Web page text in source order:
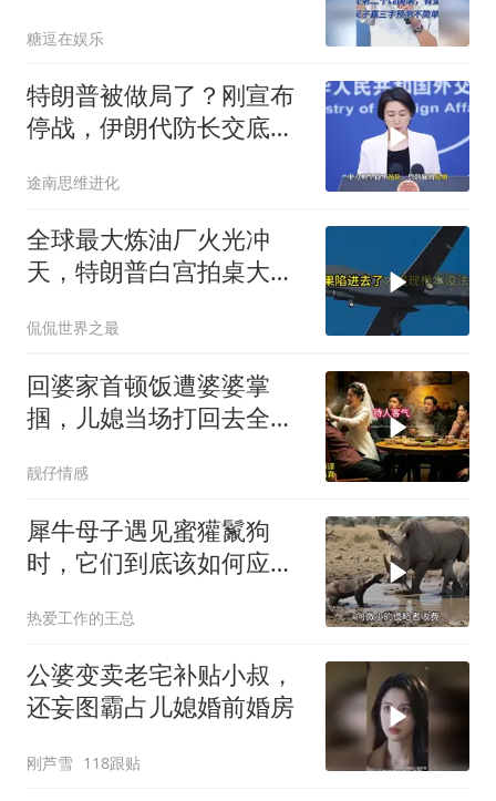
糖逗在娱乐
特朗普被做局了？刚宣布
停战，伊朗代防长交底，
途南思维进化
全球最大炼油厂火光冲
天，特朗普白宫拍桌大
拖进泥潭
侃侃世界之最
回婆家首顿饭遭婆婆掌
掴，儿媳当场打回去全家
靓仔情感
犀牛母子遇见蜜獾鬣狗
时，它们到底该如何应
热爱工作的王总
公婆变卖老宅补贴小叔，
还妄图霸占儿媳婚前婚房
刚芦雪 118跟贴